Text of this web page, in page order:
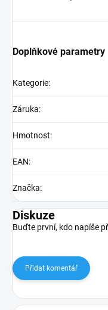
Doplňkové parametry
Kategorie:
Záruka:
Hmotnost:
EAN:
Značka:
Diskuze
Buďte první, kdo napíše
Přidat komentář